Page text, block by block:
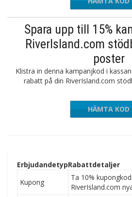
Spara upp till 15%
RiverIsland.com
poster
Klistra in denna kampanjkod i
rabatt på din RiverIsland.com
HÄMTA KOD
ErbjudandetypRabattdetaljer
Kupong
Ta 10%
RiverIsland.com